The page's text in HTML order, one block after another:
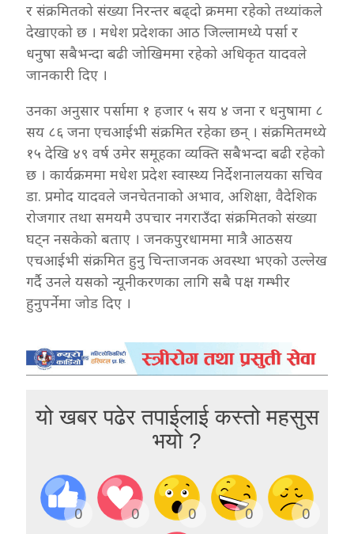
र संक्रमितको संख्या निरन्तर बढ्दो क्रममा रहेको तथ्यांकले
देखाएको छ । मधेश प्रदेशका आठ जिल्लामध्ये पर्सा र
धनुषा सबैभन्दा बढी जोखिममा रहेको अधिकृत यादवले
जानकारी दिए ।
उनका अनुसार पर्सामा १ हजार ५ सय ४ जना र धनुषामा ८
सय ८६ जना एचआईभी संक्रमित रहेका छन् । संक्रमितमध्ये
१५ देखि ४९ वर्ष उमेर समूहका व्यक्ति सबैभन्दा बढी रहेको
छ । कार्यक्रममा मधेश प्रदेश स्वास्थ्य निर्देशनालयका सचिव
डा. प्रमोद यादवले जनचेतनाको अभाव, अशिक्षा, वैदेशिक
रोजगार तथा समयमै उपचार नगराउँदा संक्रमितको संख्या
घट्न नसकेको बताए । जनकपुरधाममा मात्रै आठसय
एचआईभी संक्रमित हुनु चिन्ताजनक अवस्था भएको उल्लेख
गर्दै उनले यसको न्यूनीकरणका लागि सबै पक्ष गम्भीर
हुनुपर्नेमा जोड दिए ।
यो खबर पढेर तपाईलाई कस्तो महसुस
भयो ?
0 0 0 0 0